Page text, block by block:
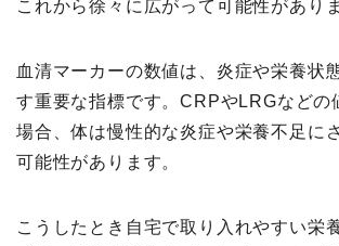
これから徐々に広がって可能性があり
血清マーカーの数値は、炎症や栄養状
す重要な指標です。CRPやLRGなどの
場合、体は慢性的な炎症や栄養不足に
可能性があります。
こうしたとき自宅で取り入れやすい栄